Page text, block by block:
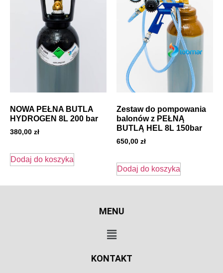
NOWA PEŁNA BUTLA
HYDROGEN 8L 200 bar
380,00 zł
Dodaj do koszyka
Zestaw do pompowania
balonów z PEŁNĄ
BUTLĄ HEL 8L 150bar
650,00 zł
Dodaj do koszyka
MENU
KONTAKT